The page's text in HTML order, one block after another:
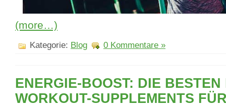
(more…)
Kategorie: Blog 0 Kommentare »
ENERGIE-BOOST: DIE BESTEN
WORKOUT-SUPPLEMENTS